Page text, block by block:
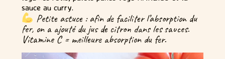
sauce au curry.
Petite astuce : afin de faciliter l’absorption du
fer, on a ajouté du jus de citron dans les sauces.
Vitamine C = meilleure absorption du fer.